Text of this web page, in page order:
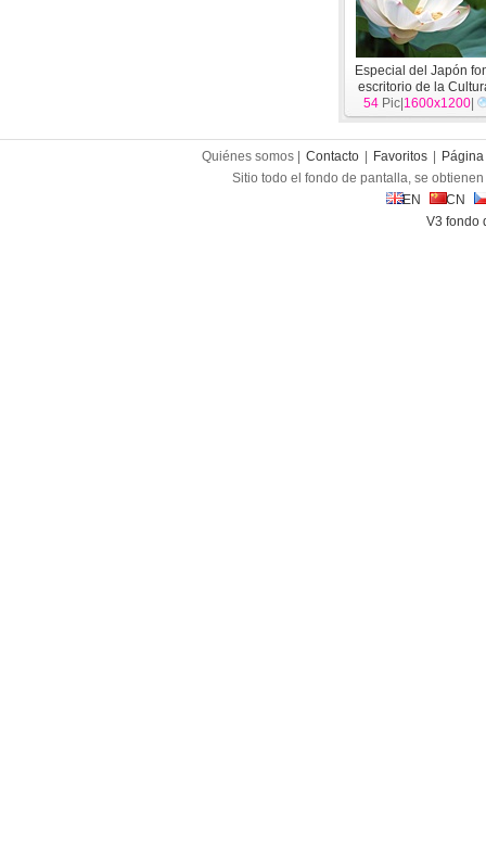
Especial del Japón
escritorio de la
54 Pic| 1600x1200
Quiénes somos | Contacto Favoritos
Sitio todo el fondo de pantalla, se
EN
CN
V3 fondo